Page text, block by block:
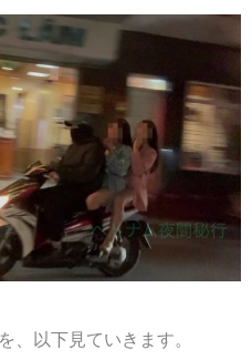
、以下見ていきます。